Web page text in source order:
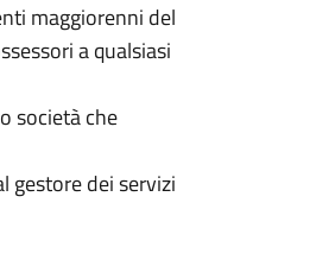
maggiorenni del
a qualsiasi
società che
gestore dei servizi